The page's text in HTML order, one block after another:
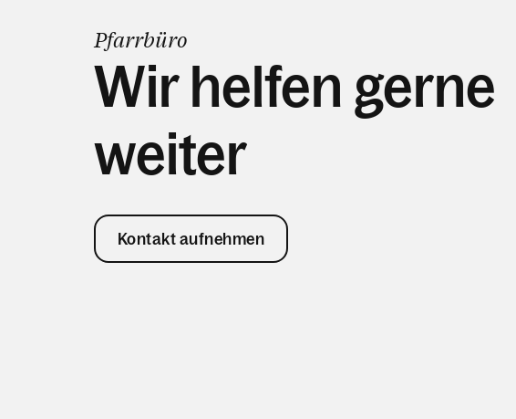
Pfarrbüro
Wir helfen gerne
weiter
Kontakt aufnehmen